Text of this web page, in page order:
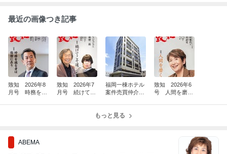
最近の画像つき記事
致知 2026年8
月号 時務を識
致知 2026年7
月号 続けてこ
福岡一棟ホテル
案件売買仲介完
致知 2026年6
号 人間を磨
もっと見る
ABEMA